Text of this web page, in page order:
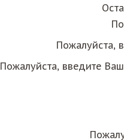
Пожалуйста,
Пожалуйста, введите